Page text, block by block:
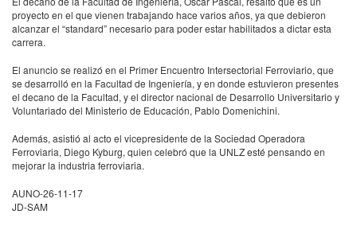
proyecto en el que vienen trabajando hace varios años, ya que debieron
alcanzar el “standard” necesario para poder estar habilitados a dictar esta
carrera.
El anuncio se realizó en el Primer Encuentro Intersectorial Ferroviario, que
se desarrolló en la Facultad de Ingeniería, y en donde estuvieron presentes
el decano de la Facultad, y el director nacional de Desarrollo Universitario y
Voluntariado del Ministerio de Educación, Pablo Domenichini.
Además, asistió al acto el vicepresidente de la Sociedad Operadora
Ferroviaria, Diego Kyburg, quien celebró que la UNLZesté pensando en
mejorar la industria ferroviaria.
AUNO-26-11-17
JD-SAM